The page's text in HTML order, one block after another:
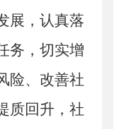
展，认真落
务，切实增
险、改善社
质回升，社